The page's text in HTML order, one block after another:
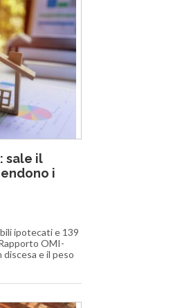
sale il
i
ipotecati e 139
OMI-
e il peso